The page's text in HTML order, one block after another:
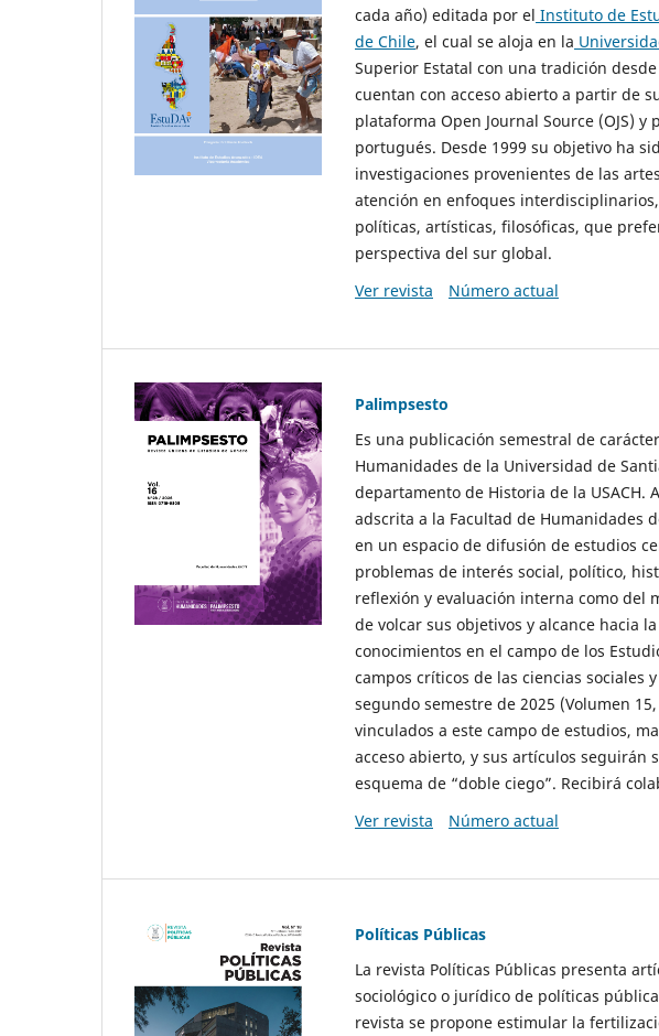
cada año) editada por el Instituto de
de Chile, el cual se aloja en la
Superior Estatal con una tradición
cuentan con acceso abierto a partir de
plataforma Open Journal Source (OJS)
portugués. Desde 1999 su objetivo ha
investigaciones provenientes de las
atención en enfoques
políticas, artísticas, filosóficas, que
perspectiva del sur global.
Ver revista
Número actual
Palimpsesto
Es una publicación semestral de
Humanidades de la Universidad de
departamento de Historia de la
adscrita a la Facultad de Humanidades
en un espacio de difusión de estudios
problemas de interés social, político,
reflexión y evaluación interna como del
de volcar sus objetivos y alcance hacia
conocimientos en el campo de los
campos críticos de las ciencias sociales
segundo semestre de 2025 (Volumen 15,
vinculados a este campo de estudios,
acceso abierto, y sus artículos seguirán
esquema de “doble ciego”. Recibirá
Ver revista
Número actual
Políticas Públicas
La revista Políticas Públicas presenta
sociológico o jurídico de políticas
revista se propone estimular la